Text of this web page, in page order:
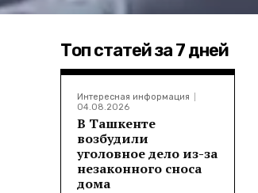
Топ статей за 7 дней
Интересная информация
04.08.2026
В Ташкенте
возбудили
уголовное дело из-за
незаконного сноса
дома